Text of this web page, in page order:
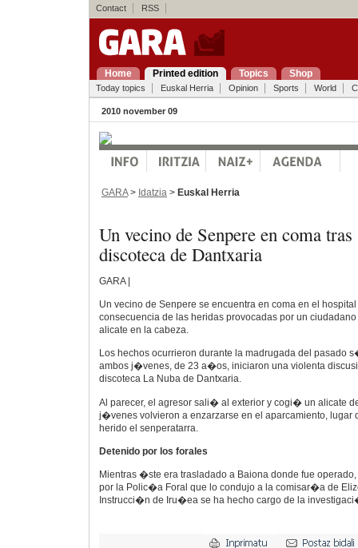
Contact RSS
Home Printed edition Topics Shop
Today topics Euskal Herria Opinion Sports World
2010 november 09
GARA> Idatzia > Euskal Herria
Un vecino de Senpere en coma
discoteca de Dantxaria
GARA |
Un vecino de Senpere se encuentra en coma en el
consecuencia de las heridas provocadas por un
alicate en la cabeza.
Los hechos ocurrieron durante la madrugada del pasado
ambos j�venes, de 23 a�os, iniciaron una violenta
discoteca La Nuba de Dantxaria.
Al parecer, el agresor sali� al exterior y cogi� un alicate
j�venes volvieron a enzarzarse en el aparcamiento, lugar
herido el senperatarra.
Detenido por los forales
Mientras �ste era trasladado a Baiona donde fue
por la Polic�a Foral que lo condujo a la comisar�a de
Instrucci�n de Iru�ea se ha hecho cargo de la